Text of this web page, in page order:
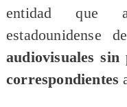
entidad que
estadounidense
audiovisuales sin
correspondientes